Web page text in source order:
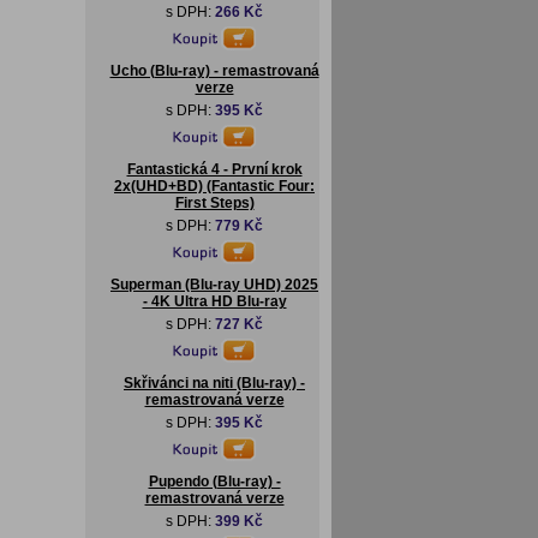
s DPH: 266 Kč
Ucho (Blu-ray) - remastrovaná
verze
s DPH: 395 Kč
Fantastická 4 - První krok
2x(UHD+BD) (Fantastic Four:
First Steps)
s DPH: 779 Kč
Superman (Blu-ray UHD) 2025
- 4K Ultra HD Blu-ray
s DPH: 727 Kč
Skřivánci na niti (Blu-ray) -
remastrovaná verze
s DPH: 395 Kč
Pupendo (Blu-ray) -
remastrovaná verze
s DPH: 399 Kč